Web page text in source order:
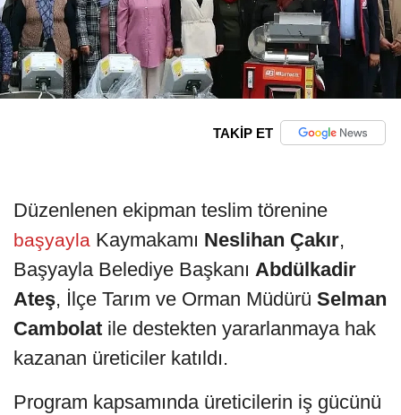
TAKİP ET
Düzenlenen ekipman teslim törenine
başyayla Kaymakamı Neslihan Çakır,
Başyayla Belediye Başkanı Abdülkadir
Ateş, İlçe Tarım ve Orman Müdürü Selman
Cambolat ile destekten yararlanmaya hak
kazanan üreticiler katıldı.
Program kapsamında üreticilerin iş gücünü